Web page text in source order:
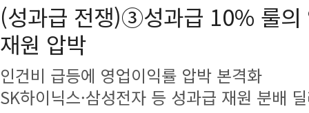
(성과급 전쟁)③성과급 10% 룰의
재원 압박
인건비 급등에 영업이익률 압박 본격화
SK하이닉스·삼성전자 등 성과급 재원 분배